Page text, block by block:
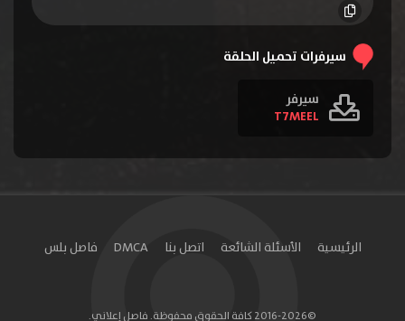
الحلقة 25
الحلقة 29
سيرفرات تحميل الحلقة
سيرفر
T7MEEL
الرئيسية الأسئلة الشائعة اتصل بنا DMCA فاصل بلس
©2016-2026 كافة الحقوق محفوظة. فاصل إعلاني.